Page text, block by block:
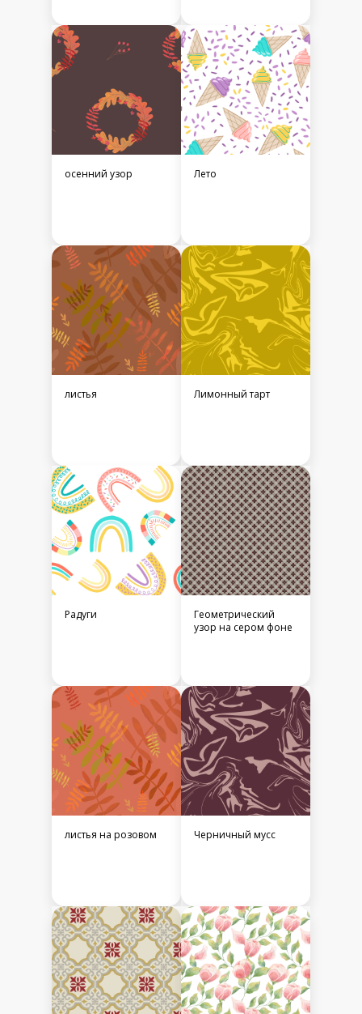
осенний узор Лето
листья Лимонный тарт
Радуги
Геометрический
узор на сером фоне
листья на розовом Черничный мусс